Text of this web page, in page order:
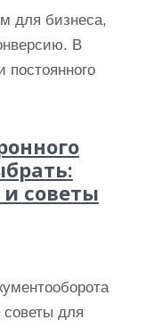
для бизнеса,
В
постоянного
советы
советы для